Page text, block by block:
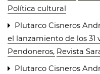
Política cultural
Plutarco Cisneros
el lanzamiento de los 31
Pendoneros, Revista
Plutarco Cisneros